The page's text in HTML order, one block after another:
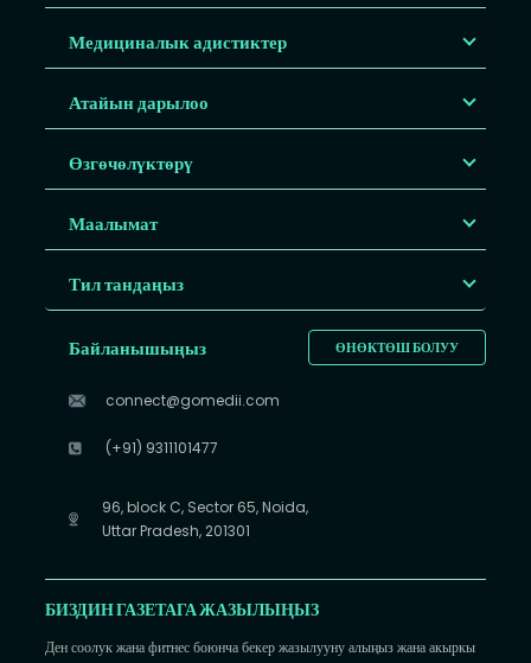
Медициналык адистиктер
Атайын дарылоо
Өзгөчөлүктөрү
Маалымат
Тил тандаңыз
ӨНӨКТӨШ БОЛУУ
Байланышыңыз
connect@gomedii.com
(+91) 9311101477
96, block C, Sector 65, Noida,
Uttar Pradesh, 201301
БИЗДИН ГАЗЕТАГА ЖАЗЫЛЫҢЫЗ
Ден соолук жана фитнес боюнча бекер жазылууну алыңыз жана акыркы